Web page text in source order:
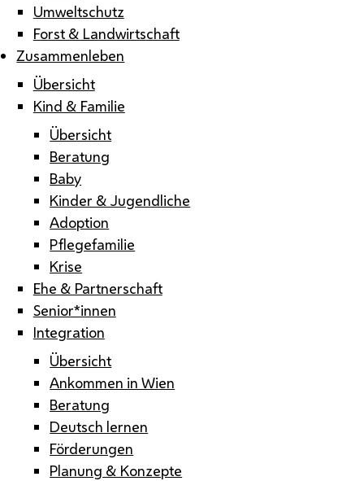
Umweltschutz
Forst & Landwirtschaft
Zusammenleben
Übersicht
Kind & Familie
Übersicht
Beratung
Baby
Kinder & Jugendliche
Adoption
Pflegefamilie
Krise
Ehe & Partnerschaft
Senior*innen
Integration
Übersicht
Ankommen in Wien
Beratung
Deutsch lernen
Förderungen
Planung & Konzepte